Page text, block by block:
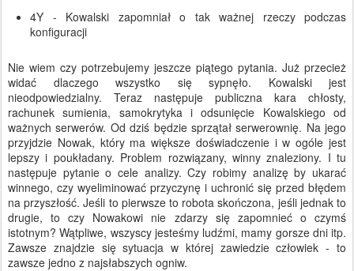
4Y - Kowalski zapomniał o tak ważnej rzeczy podczas
konfiguracji
Nie wiem czy potrzebujemy jeszcze piątego pytania. Już przecież
widać dlaczego wszystko się sypnęło. Kowalski jest
nieodpowiedzialny. Teraz następuje publiczna kara chłosty,
rachunek sumienia, samokrytyka i odsunięcie Kowalskiego od
ważnych serwerów. Od dziś będzie sprzątał serwerownię. Na jego
przyjdzie Nowak, który ma większe doświadczenie i w ogóle jest
lepszy i poukładany. Problem rozwiązany, winny znaleziony. I tu
następuje pytanie o cele analizy. Czy robimy analizę by ukarać
winnego, czy wyeliminować przyczynę i uchronić się przed błędem
na przyszłość. Jeśli to pierwsze to robota skończona, jeśli jednak to
drugie, to czy Nowakowi nie zdarzy się zapomnieć o czymś
istotnym? Wątpliwe, wszyscy jesteśmy ludźmi, mamy gorsze dni itp.
Zawsze znajdzie się sytuacja w której zawiedzie człowiek - to
zawsze jedno z najsłabszych ogniw.